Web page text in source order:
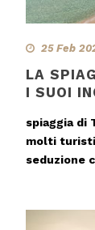
25 Feb
LA
I SUOI
spiaggia di
molti turisti
seduzione